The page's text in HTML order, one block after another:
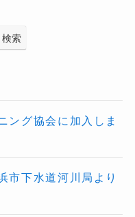
検索
ング協会に加入しま
市下水道河川局より